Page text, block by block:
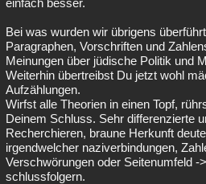
einfach besser.
Bei was wurden wir übrigens
Paragraphen, Vorschriften und
Meinungen über jüdische Politik und
Weiterhin übertreibst Du jetzt wohl
Aufzählungen.
Wirfst alle Theorien in einen Topf,
Deinem Schluss. Sehr differenzierte
Recherchieren, braune Herkunft
irgendwelcher naziverbindungen,
Verschwörungen oder Seitenumfeld -
schlussfolgern.